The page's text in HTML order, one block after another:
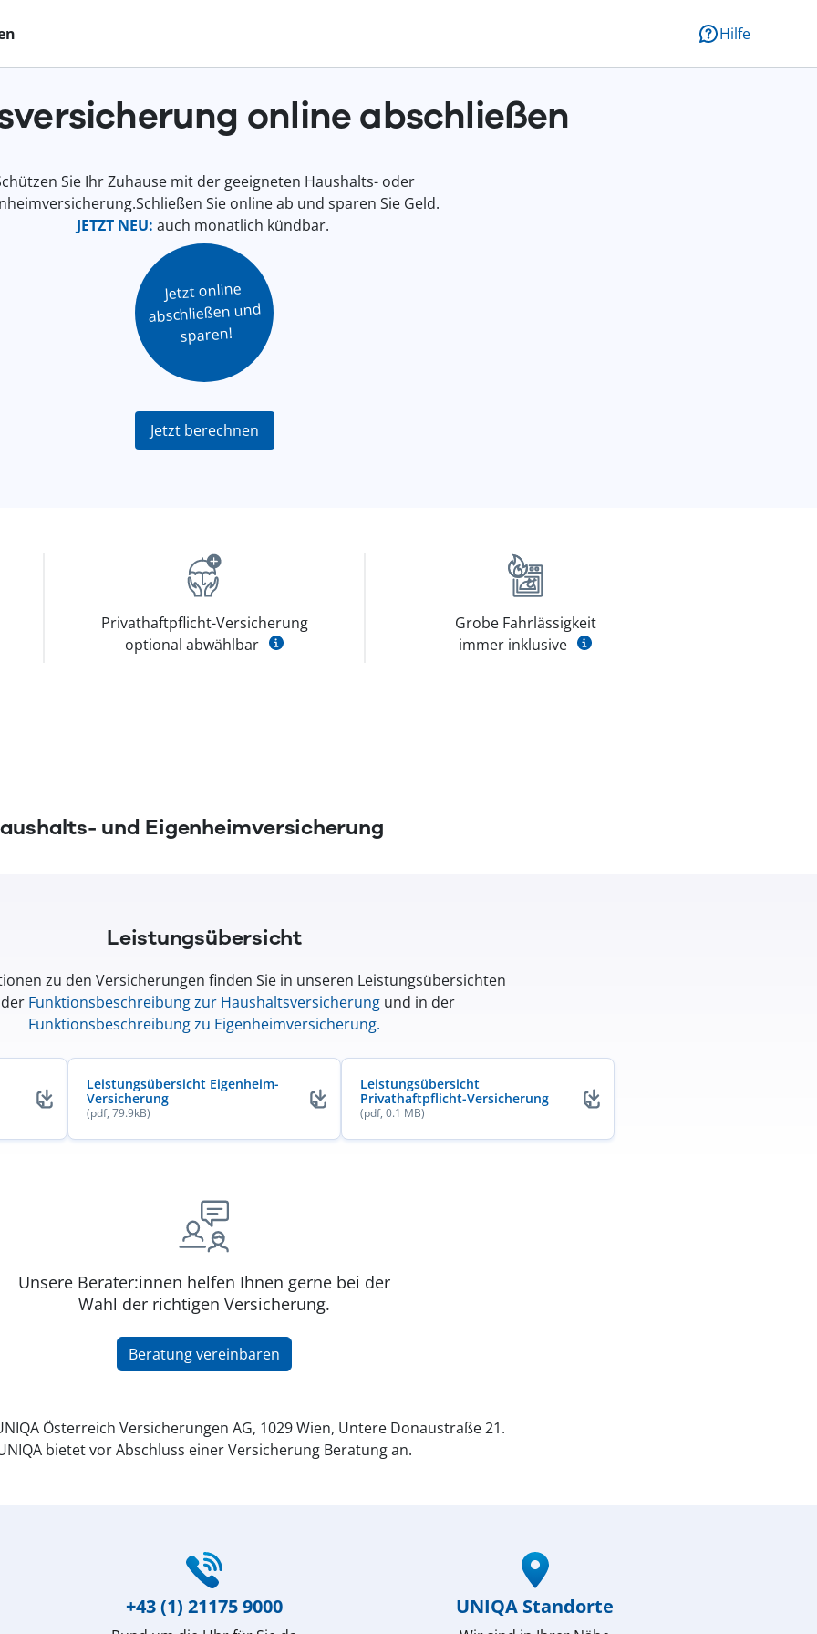
Hilfe
online abschließen
Sie Ihr Zuhause mit der geeigneten Haushalts- oder
Sie online ab und sparen Sie Geld.
JETZT NEU: auch monatlich kündbar.
Jetzt online
abschließen und
sparen!
Jetzt berechnen
Privathaftpflicht-Versicherung
optional abwählbar
Grobe Fahrlässigkeit
immer inklusive
und Eigenheimversicherung
Leistungsübersicht
zu den Versicherungen finden Sie in unseren Leistungsübersichten
Funktionsbeschreibung zur Haushaltsversicherung und in der
Funktionsbeschreibung zu Eigenheimversicherung.
Leistungsübersicht Eigenheim-
Versicherung
(pdf, 79.9kB)
Leistungsübersicht
Privathaftpflicht-Versicherung
(pdf, 0.1 MB)
Unsere Berater:innen helfen Ihnen gerne bei der
Wahl der richtigen Versicherung.
Beratung vereinbaren
Österreich Versicherungen AG, 1029 Wien, Untere Donaustraße 21.
bietet vor Abschluss einer Versicherung Beratung an.
+43 (1) 21175 9000 UNIQA Standorte